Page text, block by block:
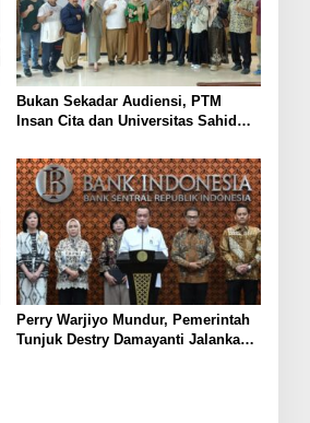
Bukan Sekadar Audiensi, PTM
Insan Cita dan Universitas Sahid
Tenis Meja
Perry Warjiyo Mundur, Pemerintah
Tunjuk Destry Damayanti Jalankan